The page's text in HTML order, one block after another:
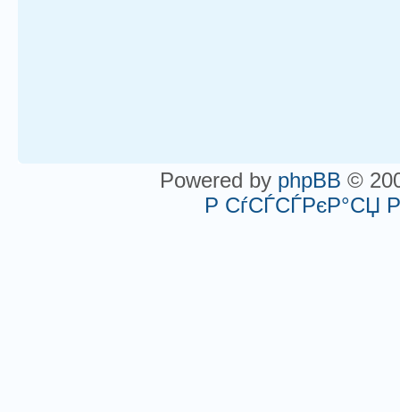
Powered by phpBB ©
Р СѓСЃСЃРєР°СЏ